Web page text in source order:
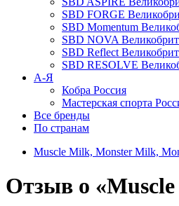
SBD FORGE
SBD Momentum
SBD NOVA
SBD Reflect
SBD RESOLVE
А-Я
Кобра Россия
Мастерская спорта
Все бренды
По странам
Muscle Milk, Monster Milk,
Отзыв о